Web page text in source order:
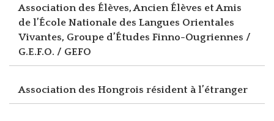
Association des Élèves, Ancien Élèves et Amis
de l’École Nationale des Langues Orientales
Vivantes, Groupe d’Études Finno-Ougriennes /
G.E.F.O. / GEFO
Association des Hongrois résident à l’étranger